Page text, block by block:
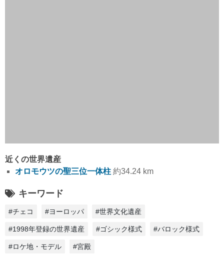
近くの世界遺産
オロモウツの聖三位一体柱 約34.24 km
キーワード
#チェコ #ヨーロッパ #世界文化遺産
#1998年登録の世界遺産 #ゴシック様式 #バロック様式
#ロケ地・モデル #宮殿